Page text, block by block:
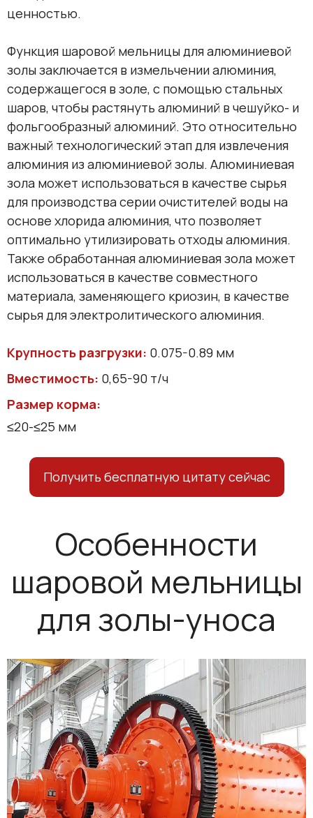
ценностью.
Функция шаровой мельницы для алюминиевой
золы заключается в измельчении алюминия,
содержащегося в золе, с помощью стальных
шаров, чтобы растянуть алюминий в чешуйко- и
фольгообразный алюминий. Это относительно
важный технологический этап для извлечения
алюминия из алюминиевой золы. Алюминиевая
зола может использоваться в качестве сырья
для производства серии очистителей воды на
основе хлорида алюминия, что позволяет
оптимально утилизировать отходы алюминия.
Также обработанная алюминиевая зола может
использоваться в качестве совместного
материала, заменяющего криозин, в качестве
сырья для электролитического алюминия.
Крупность разгрузки: 0.075-0.89 мм
Вместимость: 0,65-90 т/ч
Размер корма:
≤20-≤25 мм
Получить бесплатную цитату сейчас
Особенности
шаровой мельницы
для золы-уноса